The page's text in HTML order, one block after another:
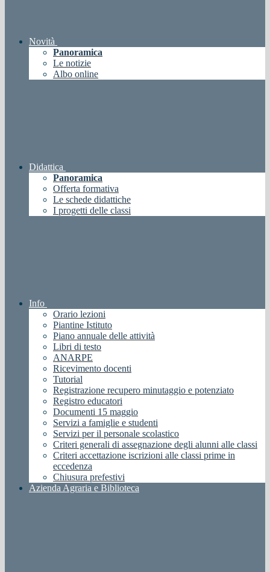
Novità
Panoramica
Le notizie
Albo online
Didattica
Panoramica
Offerta formativa
Le schede didattiche
I progetti delle classi
Info
Orario lezioni
Piantine Istituto
Piano annuale delle attività
Libri di testo
ANARPE
Ricevimento docenti
Tutorial
Registrazione recupero minutaggio e potenziato
Registro educatori
Documenti 15 maggio
Servizi a famiglie e studenti
Servizi per il personale scolastico
Criteri generali di assegnazione degli alunni alle classi
Criteri accettazione iscrizioni alle classi prime in
eccedenza
Chiusura prefestivi
Azienda Agraria e Biblioteca